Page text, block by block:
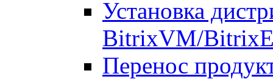
Установка
BitrixVM/
Перенос